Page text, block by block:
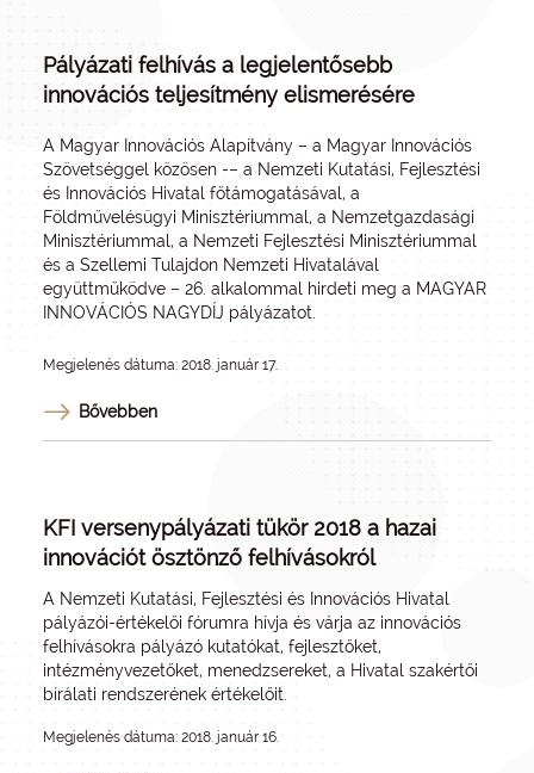
Pályázati felhívás a legjelentősebb
innovációs teljesítmény elismerésére
A Magyar Innovációs Alapítvány – a Magyar Innovációs
Szövetséggel közösen -– a Nemzeti Kutatási, Fejlesztési
és Innovációs Hivatal főtámogatásával, a
Földművelésügyi Minisztériummal, a Nemzetgazdasági
Minisztériummal, a Nemzeti Fejlesztési Minisztériummal
és a Szellemi Tulajdon Nemzeti Hivatalával
együttműködve – 26. alkalommal hirdeti meg a MAGYAR
INNOVÁCIÓS NAGYDÍJ pályázatot.
Megjelenés dátuma: 2018. január 17.
Bővebben
KFI versenypályázati tükör 2018 a hazai
innovációt ösztönző felhívásokról
A Nemzeti Kutatási, Fejlesztési és Innovációs Hivatal
pályázói-értékelői fórumra hívja és várja az innovációs
felhívásokra pályázó kutatókat, fejlesztőket,
intézményvezetőket, menedzsereket, a Hivatal szakértői
bírálati rendszerének értékelőit.
Megjelenés dátuma: 2018. január 16.